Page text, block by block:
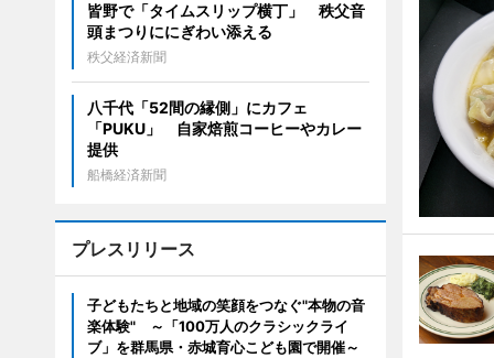
皆野で「タイムスリップ横丁」 秩父音
頭まつりににぎわい添える
秩父経済新聞
八千代「52間の縁側」にカフェ
「PUKU」 自家焙煎コーヒーやカレー
提供
船橋経済新聞
プレスリリース
子どもたちと地域の笑顔をつなぐ"本物の音
楽体験" ～「100万人のクラシックライ
ブ」を群馬県・赤城育心こども園で開催～